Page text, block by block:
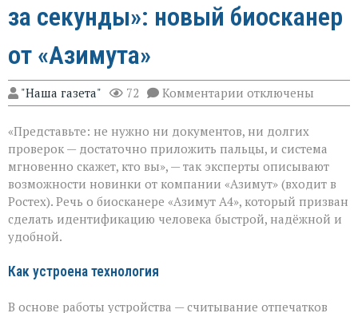
за секунды»: новый биосканер
от «Азимута»
"Наша газета" 72 Комментарии к
записи
личность
подтвердят
за
секунды»:
новый
биосканер
от
«Азимута»
отключены
«Представьте: не нужно ни документов, ни долгих
проверок — достаточно приложить пальцы, и система
мгновенно скажет, кто вы», — так эксперты описывают
возможности новинки от компании «Азимут» (входит в
Ростех). Речь о биосканере «Азимут А4», который призван
сделать идентификацию человека быстрой, надёжной и
удобной.
Как устроена технология
В основе работы устройства — считывание отпечатков